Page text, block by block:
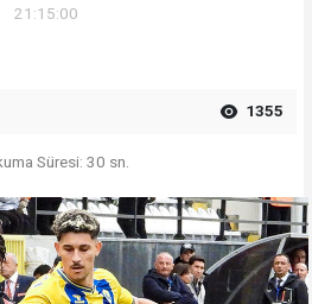
21:15:00
1355
Süresi: 30 sn.